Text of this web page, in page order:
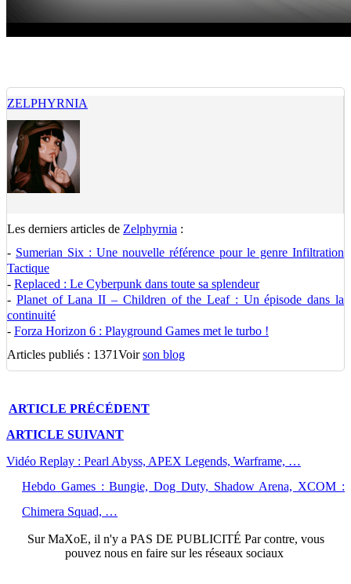
ZELPHYRNIA
Les derniers articles de Zelphyrnia :
- Sumerian Six : Une nouvelle référence pour le genre Infiltration
Tactique
- Replaced : Le Cyberpunk dans toute sa splendeur
- Planet of Lana II – Children of the Leaf : Un épisode dans la
continuité
- Forza Horizon 6 : Playground Games met le turbo !
Articles publiés : 1371Voirson blog
ARTICLE PRÉCÉDENT
ARTICLE SUIVANT
Vidéo Replay : Pearl Abyss, APEX Legends, Warframe, …
Hebdo Games : Bungie, Dog Duty, Shadow Arena, XCOM :
Chimera Squad, …
SurMaXoE, il n'y a PAS DE PUBLICITÉ Par contre, vous
pouvez nous en faire sur les réseaux sociaux